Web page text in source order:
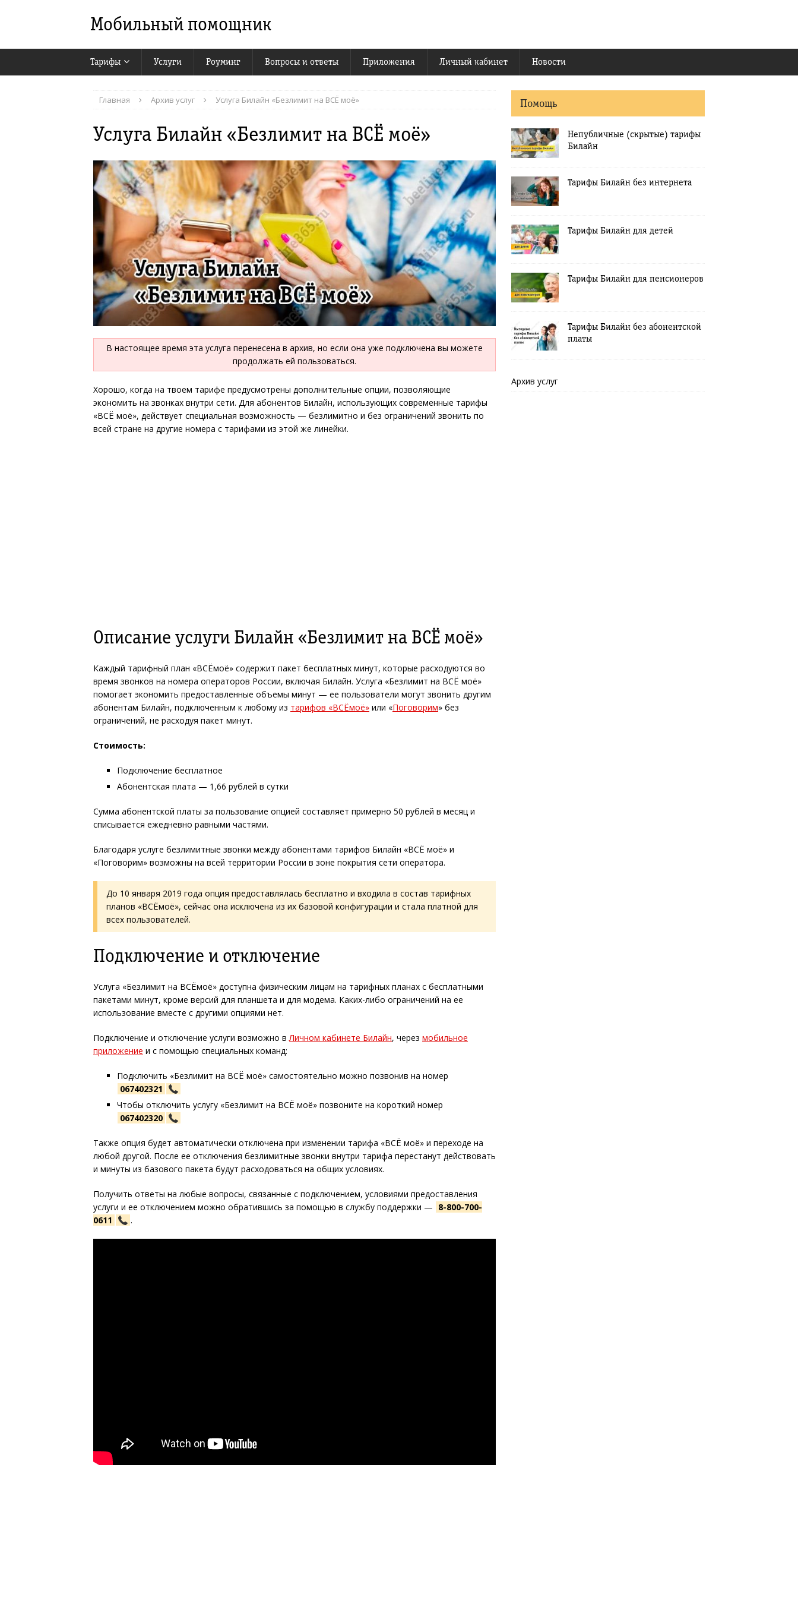
Мобильный помощник
Тарифы Услуги Роуминг Вопросы и ответы Приложения Личный кабинет Новости
Главная Архив услуг Услуга Билайн «Безлимит на ВСЁ моё»
Услуга Билайн «Безлимит на ВСЁ моё»
В настоящее время эта услуга перенесена в архив, но если она уже подключена вы можете
продолжать ей пользоваться.
Хорошо, когда на твоем тарифе предусмотрены дополнительные опции, позволяющие
экономить на звонках внутри сети. Для абонентов Билайн, использующих современные тарифы
«ВСЁ моё», действует специальная возможность — безлимитно и без ограничений звонить по
всей стране на другие номера с тарифами из этой же линейки.
Описание услуги Билайн «Безлимит на ВСЁ моё»
Каждый тарифный план «ВСЁмоё» содержит пакет бесплатных минут, которые расходуются во
время звонков на номера операторов России, включая Билайн. Услуга «Безлимит на ВСЁ моё»
помогает экономить предоставленные объемы минут — ее пользователи могут звонить другим
абонентам Билайн, подключенным к любому из тарифов «ВСЁмоё» или «Поговорим» без
ограничений, не расходуя пакет минут.
Стоимость:
Подключение бесплатное
Абонентская плата — 1,66 рублей в сутки
Сумма абонентской платы за пользование опцией составляет примерно 50 рублей в месяц и
списывается ежедневно равными частями.
Благодаря услуге безлимитные звонки между абонентами тарифов Билайн «ВСЁ моё» и
«Поговорим» возможны на всей территории России в зоне покрытия сети оператора.
До 10 января 2019 года опция предоставлялась бесплатно и входила в состав тарифных
планов «ВСЁмоё», сейчас она исключена из их базовой конфигурации и стала платной для
всех пользователей.
Подключение и отключение
Услуга «Безлимит на ВСЁмоё» доступна физическим лицам на тарифных планах с бесплатными
пакетами минут, кроме версий для планшета и для модема. Каких-либо ограничений на ее
использование вместе с другими опциями нет.
Подключение и отключение услуги возможно вЛичном кабинете Билайн, через мобильное
приложение и с помощью специальных команд:
Подключить «Безлимит на ВСЁ моё» самостоятельно можно позвонив на номер
067402321
Чтобы отключить услугу «Безлимит на ВСЁ моё» позвоните на короткий номер
067402320
Также опция будет автоматически отключена при изменении тарифа «ВСЁ моё» и переходе на
любой другой. После ее отключения безлимитные звонки внутри тарифа перестанут действовать
и минуты из базового пакета будут расходоваться на общих условиях.
Получить ответы на любые вопросы, связанные с подключением, условиями предоставления
услуги и ее отключением можно обратившись за помощью в службу поддержки — 8-800-700-
0611
.
Помощь
Непубличные (скрытые) тарифы
Билайн
Тарифы Билайн без интернета
Тарифы Билайн для детей
Тарифы Билайн для пенсионеров
Тарифы Билайн без абонентской
платы
Архив услуг